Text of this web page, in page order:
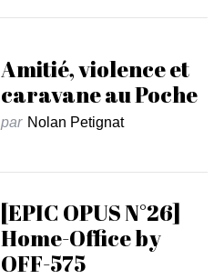
Amitié, violence et
caravane au Poche
par Nolan Petignat
[EPIC OPUS N°26]
Home-Office by
OFF-575